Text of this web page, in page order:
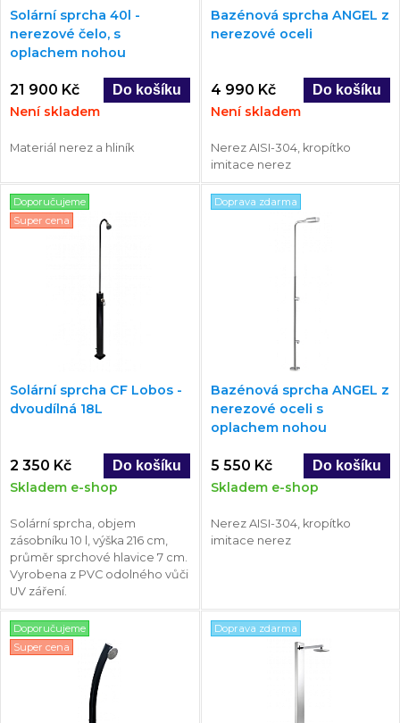
Solární sprcha 40l -
nerezové čelo, s
oplachem nohou
21 900 Kč
Není skladem
Materiál nerez a hliník
Bazénová sprcha ANGEL z
nerezové oceli
4 990 Kč
Není skladem
Nerez AISI-304, kropítko
imitace nerez
Doporučujeme
Super cena
Solární sprcha CF Lobos -
dvoudílná 18L
2 350 Kč
Skladem e-shop
Solární sprcha, objem
zásobníku 10 l, výška 216 cm,
průměr sprchové hlavice 7 cm.
Vyrobena z PVC odolného vůči
UV záření.
Doprava zdarma
Bazénová sprcha ANGEL z
nerezové oceli s
oplachem nohou
5 550 Kč
Skladem e-shop
Nerez AISI-304, kropítko
imitace nerez
Doporučujeme
Super cena
Doprava zdarma